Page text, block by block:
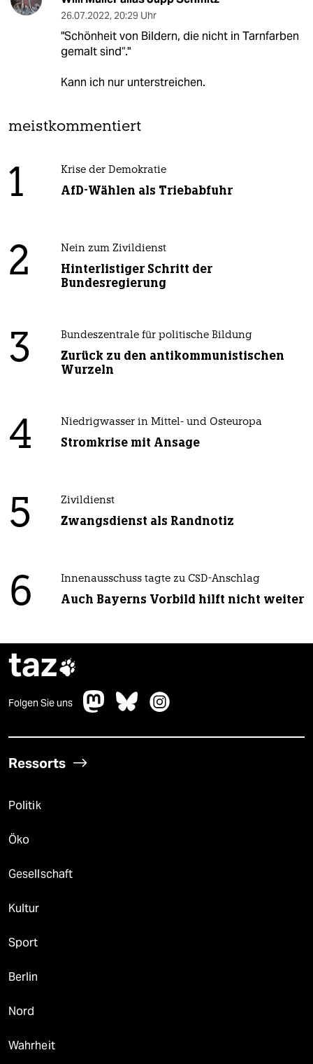
26.07.2022, 20:29 Uhr
"Schönheit von Bildern, die nicht in Tarnfarben
gemalt sind“."
Kann ich nur unterstreichen.
meistkommentiert
1 Krise der Demokratie
AfD-Wählen als Triebabfuhr
2 Nein zum Zivildienst
Hinterlistiger Schritt der
Bundesregierung
3 Bundeszentrale für politische Bildung
Zurück zu den antikommunistischen
Wurzeln
4 Niedrigwasser in Mittel- und Osteuropa
Stromkrise mit Ansage
5 Zivildienst
Zwangsdienst als Randnotiz
6 Innenausschuss tagte zu CSD-Anschlag
Auch Bayerns Vorbild hilft nicht weiter
taz
Folgen Sie uns
Ressorts
Politik
Öko
Gesellschaft
Kultur
Sport
Berlin
Nord
Wahrheit